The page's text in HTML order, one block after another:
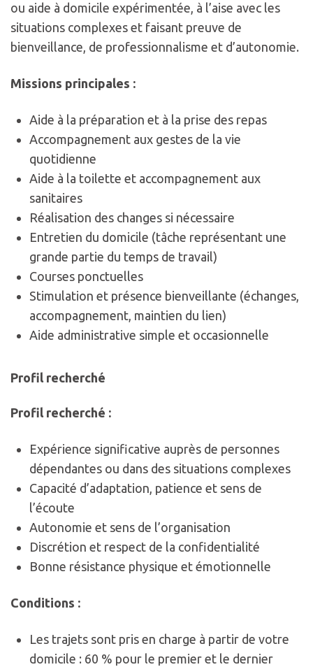
ou aide à domicile expérimentée, à l’aise avec les
situations complexes et faisant preuve de
bienveillance, de professionnalisme et d’autonomie.
Missions principales :
Aide à la préparation et à la prise des repas
Accompagnement aux gestes de la vie
quotidienne
Aide à la toilette et accompagnement aux
sanitaires
Réalisation des changes si nécessaire
Entretien du domicile (tâche représentant une
grande partie du temps de travail)
Courses ponctuelles
Stimulation et présence bienveillante (échanges,
accompagnement, maintien du lien)
Aide administrative simple et occasionnelle
Profil recherché
Profil recherché :
Expérience significative auprès de personnes
dépendantes ou dans des situations complexes
Capacité d’adaptation, patience et sens de
l’écoute
Autonomie et sens de l’organisation
Discrétion et respect de la confidentialité
Bonne résistance physique et émotionnelle
Conditions :
Les trajets sont pris en charge à partir de votre
domicile : 60 % pour le premier et le dernier